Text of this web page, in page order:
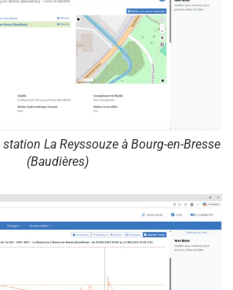
La Reyssouze à Bourg-en-Bresse
(Baudières)